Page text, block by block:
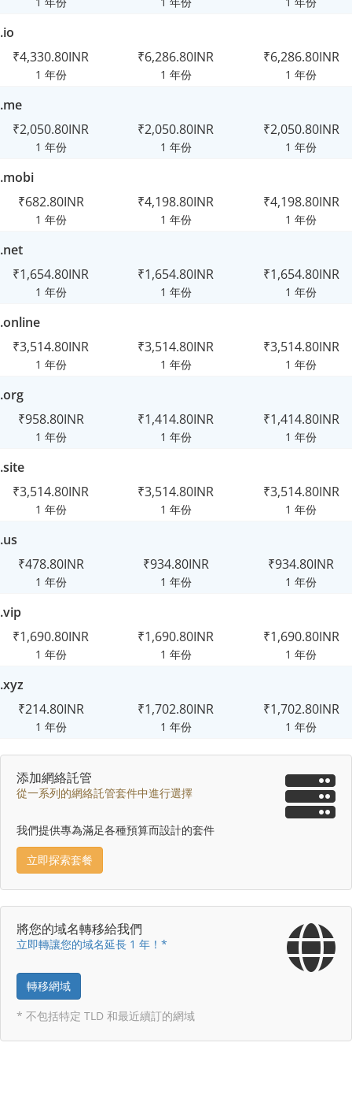
.io
₹4,330.80INR
1 年份
₹6,286.80INR
1 年份
₹6,286.80INR
1 年份
.me
₹2,050.80INR
1 年份
₹2,050.80INR
1 年份
₹2,050.80INR
1 年份
.mobi
₹682.80INR
1 年份
₹4,198.80INR
1 年份
₹4,198.80INR
1 年份
.net
₹1,654.80INR
1 年份
₹1,654.80INR
1 年份
₹1,654.80INR
1 年份
.online
₹3,514.80INR
1 年份
₹3,514.80INR
1 年份
₹3,514.80INR
1 年份
.org
₹958.80INR
1 年份
₹1,414.80INR
1 年份
₹1,414.80INR
1 年份
.site
₹3,514.80INR
1 年份
₹3,514.80INR
1 年份
₹3,514.80INR
1 年份
.us
₹478.80INR
1 年份
₹934.80INR
1 年份
₹934.80INR
1 年份
.vip
₹1,690.80INR
1 年份
₹1,690.80INR
1 年份
₹1,690.80INR
1 年份
.xyz
₹214.80INR
1 年份
₹1,702.80INR
1 年份
₹1,702.80INR
1 年份
添加網絡託管
從一系列的網絡託管套件中進行選擇
我們提供專為滿足各種預算而設計的套件
立即探索套餐
將您的域名轉移給我們
立即轉讓您的域名延長 1 年！*
轉移網域
* 不包括特定 TLD 和最近續訂的網域